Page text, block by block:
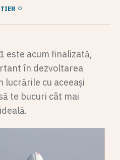
este acum finalizată,
în dezvoltarea
lucrările cu aceeași
te bucuri cât mai